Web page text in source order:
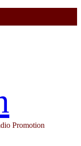
Promotion